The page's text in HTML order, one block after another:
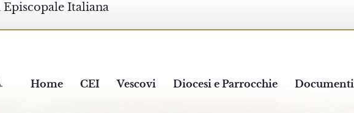
Italiana
Home CEI Vescovi Diocesi e Parrocchie Documenti